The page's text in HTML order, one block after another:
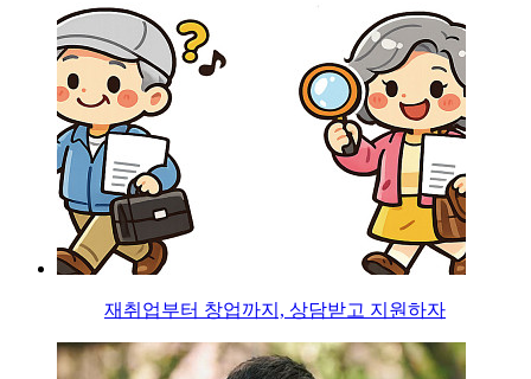
재취업부터 창업까지, 상담받고 지원하자